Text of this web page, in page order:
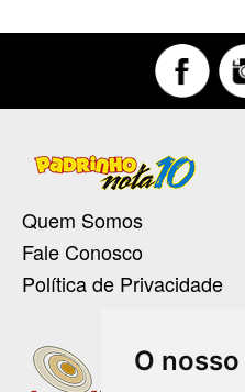
O
Quem Somos
Fale Conosco
Política de Privacidade